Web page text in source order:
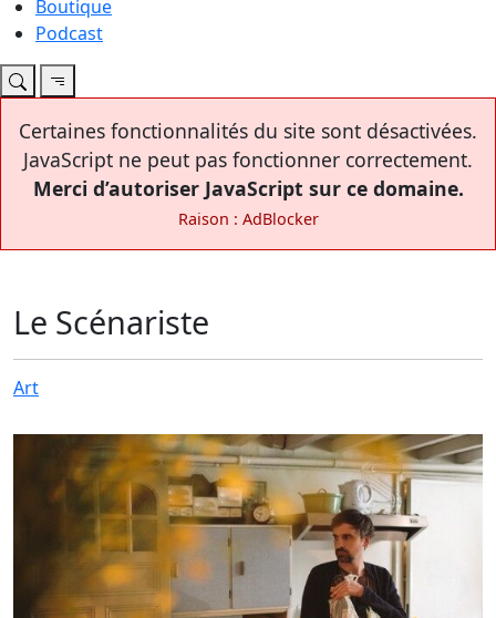
Boutique
Podcast
Certaines fonctionnalités du site sont désactivées.
JavaScript ne peut pas fonctionner correctement.
Merci d’autoriser JavaScript sur ce domaine.
Raison : AdBlocker
Le Scénariste
Art